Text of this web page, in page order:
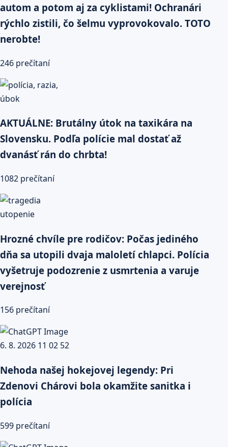
autom a potom aj za cyklistami! Ochranári
rýchlo zistili, čo šelmu vyprovokovalo. TOTO
nerobte!
246 prečítaní
AKTUÁLNE: Brutálny útok na taxikára na
Slovensku. Podľa polície mal dostať až
dvanásť rán do chrbta!
1082 prečítaní
Hrozné chvíle pre rodičov: Počas jediného
dňa sa utopili dvaja maloletí chlapci. Polícia
vyšetruje podozrenie z usmrtenia a varuje
verejnosť
156 prečítaní
Nehoda našej hokejovej legendy: Pri
Zdenovi Chárovi bola okamžite sanitka i
polícia
599 prečítaní